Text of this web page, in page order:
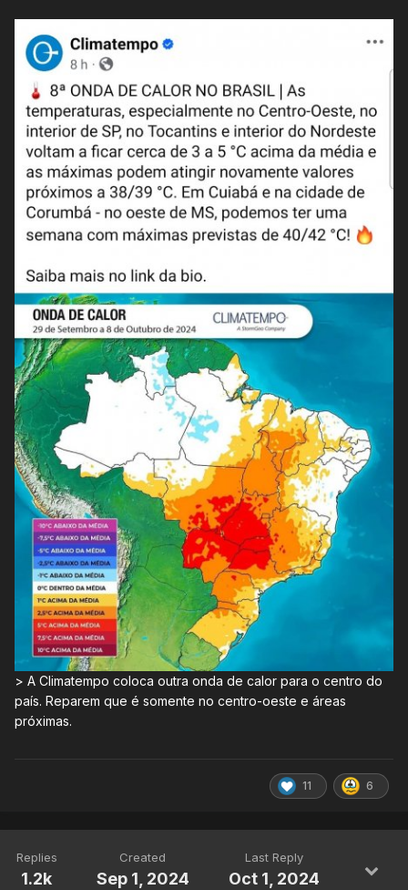
> A Climatempo coloca outra onda de calor para o centro do
país. Reparem que é somente no centro-oeste e áreas
próximas.
11 6
Replies
1.2k
Created
Sep 1, 2024
Last Reply
Oct 1, 2024